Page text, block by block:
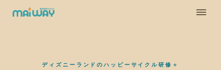
ディズニーランドのハッピーサイクル研修＋